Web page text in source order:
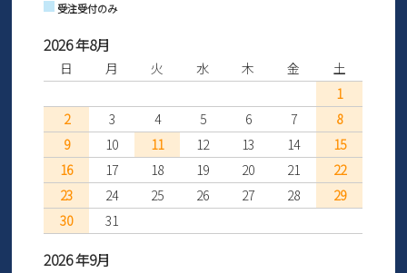
受注受付のみ
2026 年8月
日 月 火 水 木 金
土
1
2
3 4 5 6 7
8
9
10 11 12 13 14
15
16
17 18 19 20 21
22
23
24 25 26 27 28
29
30
31
2026 年9月